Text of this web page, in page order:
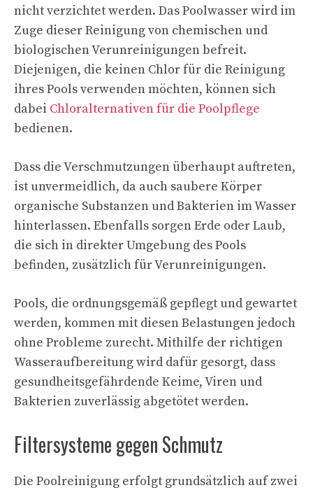
nicht verzichtet werden. Das Poolwasser wird im
Zuge dieser Reinigung von chemischen und
biologischen Verunreinigungen befreit.
Diejenigen, die keinen Chlor für die Reinigung
ihres Pools verwenden möchten, können sich
dabei Chloralternativen für die Poolpflege
bedienen.
Dass die Verschmutzungen überhaupt auftreten,
ist unvermeidlich, da auch saubere Körper
organische Substanzen und Bakterien im Wasser
hinterlassen. Ebenfalls sorgen Erde oder Laub,
die sich in direkter Umgebung des Pools
befinden, zusätzlich für Verunreinigungen.
Pools, die ordnungsgemäß gepflegt und gewartet
werden, kommen mit diesen Belastungen jedoch
ohne Probleme zurecht. Mithilfe der richtigen
Wasseraufbereitung wird dafür gesorgt, dass
gesundheitsgefährdende Keime, Viren und
Bakterien zuverlässig abgetötet werden.
Filtersysteme gegen Schmutz
Die Poolreinigung erfolgt grundsätzlich auf zwei